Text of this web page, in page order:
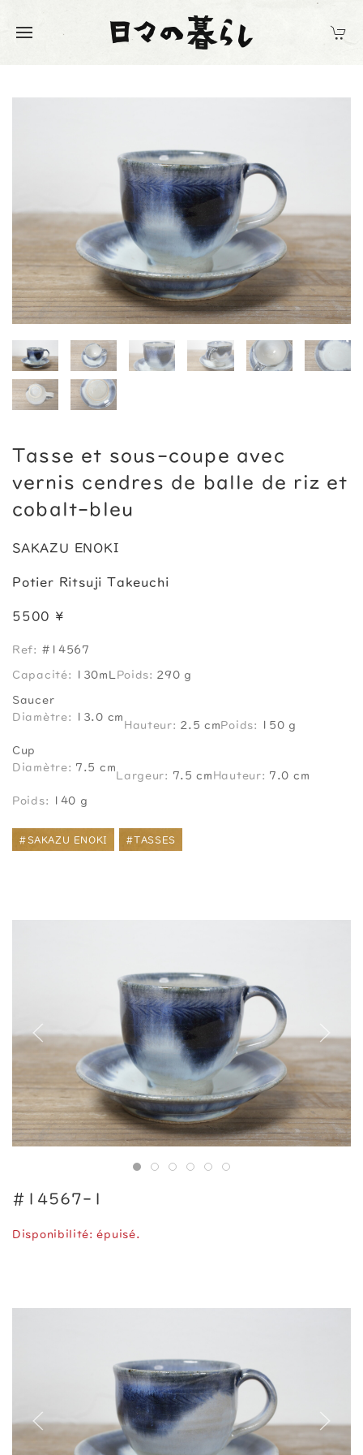
Tasse et sous-coupe avec
vernis cendres de balle de riz et
cobalt-bleu
SAKAZU ENOKI
Potier Ritsuji Takeuchi
5500 ¥
Ref: #14567
Capacité: 130mL Poids: 290 g
Saucer
Diamètre:
13.0 cm
Hauteur: 2.5 cmPoids: 150 g
Cup
Diamètre: 7.5 cm
Largeur: 7.5 cm Hauteur: 7.0 cm
Poids: 140 g
#SAKAZU ENOKI #TASSES
#14567-1
Disponibilité: épuisé.